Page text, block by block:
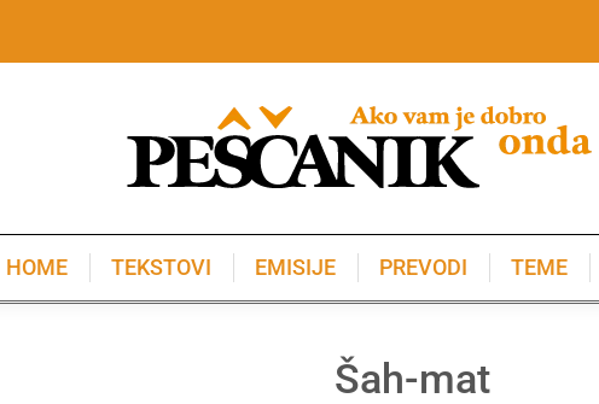
HOME TEKSTOVI EMISIJE PREVODI TEME
Šah-mat